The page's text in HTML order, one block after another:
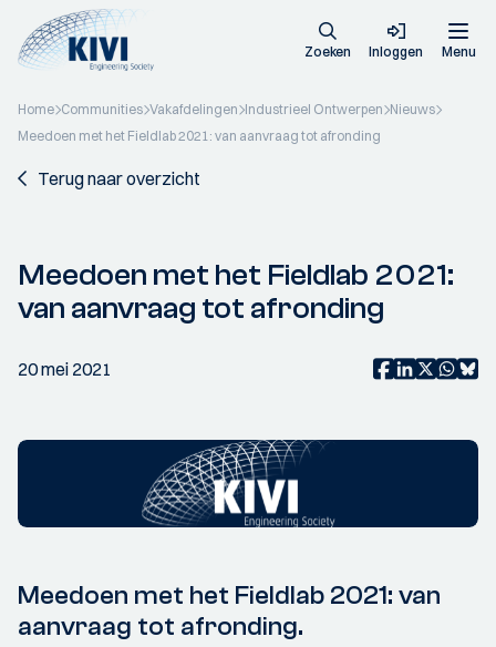
Zoeken Inloggen Menu
Home Communities Vakafdelingen Industrieel Ontwerpen Nieuws
Meedoen met het Fieldlab 2021: van aanvraag tot afronding
Terug naar overzicht
Meedoen met het Fieldlab 2021:
van aanvraag tot afronding
20 mei 2021
Meedoen met het Fieldlab 2021: van
aanvraag tot afronding.